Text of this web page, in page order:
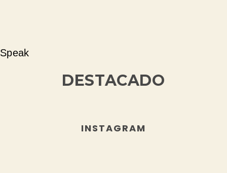
Speak
DESTACADO
INSTAGRAM